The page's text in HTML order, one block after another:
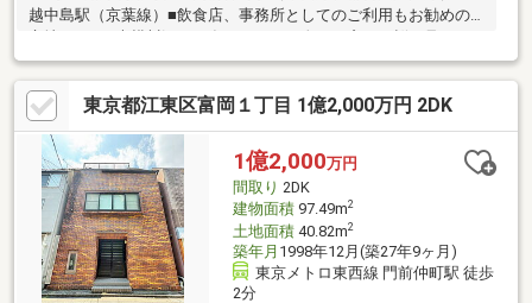
越中島駅（京葉線）■飲食店、事務所としてのご利用もお勧めの
風情が感じられる物件です。
東京都江東区富岡１丁目 1億2,000万円 2DK
1億2,000万円
間取り 2DK
建物面積97.49m2
土地面積40.82m2
築年月 1998年12月(築27年9ヶ月)
東京メトロ東西線 門前仲町駅 徒歩
2分